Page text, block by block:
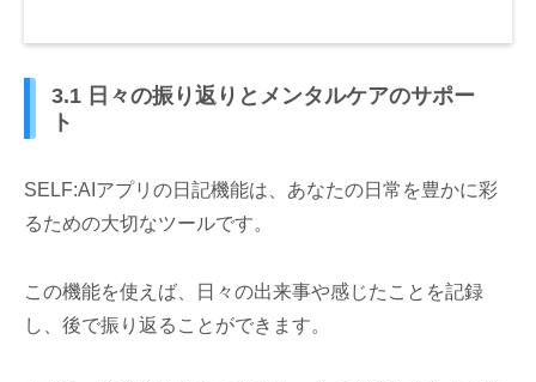
3.1 日々の振り返りとメンタルケアのサポー
ト
SELF:AIアプリの日記機能は、あなたの日常を豊かに彩
るための大切なツールです。
この機能を使えば、日々の出来事や感じたことを記録
し、後で振り返ることができます。